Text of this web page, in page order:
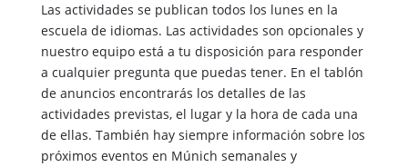
Las actividades se publican todos los lunes en la
escuela de idiomas. Las actividades son opcionales y
nuestro equipo está a tu disposición para responder
a cualquier pregunta que puedas tener. En el tablón
de anuncios encontrarás los detalles de las
actividades previstas, el lugar y la hora de cada una
de ellas. También hay siempre información sobre los
próximos eventos en Múnich semanales y